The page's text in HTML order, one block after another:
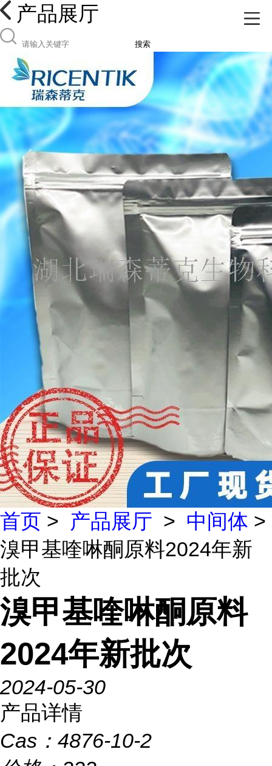
产品展厅
搜索
首页 > 产品展厅 > 中间体 >
溴甲基喹啉酮原料2024年新
批次
溴甲基喹啉酮原料
2024年新批次
2024-05-30
产品详情
Cas： 4876-10-2